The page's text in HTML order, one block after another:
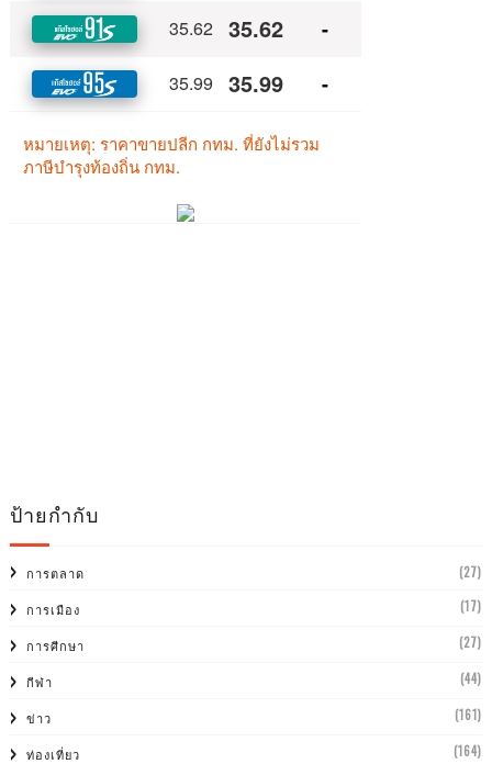
ป้ายกำกับ
การตลาด (27)
การเมือง (17)
การศีกษา (27)
กีฬา (44)
ข่าว (161)
ท่องเที่ยว (164)